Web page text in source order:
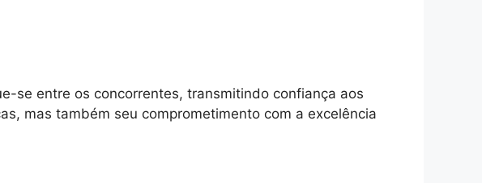
se entre os concorrentes, transmitindo confiança aos
mas também seu comprometimento com a excelência